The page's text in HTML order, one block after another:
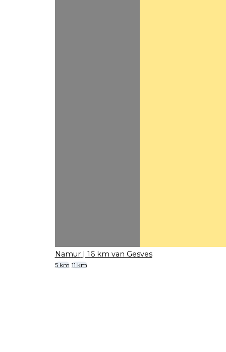
Namur | 16 km van Gesves
5 km 11 km